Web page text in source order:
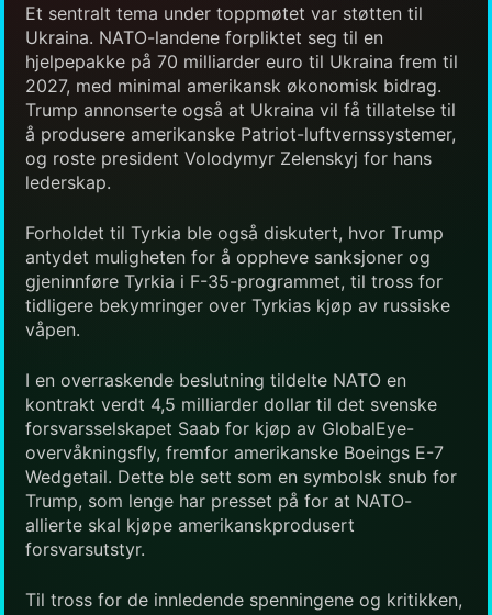
Et sentralt tema under toppmøtet var støtten til
Ukraina. NATO-landene forpliktet seg til en
hjelpepakke på 70 milliarder euro til Ukraina frem til
2027, med minimal amerikansk økonomisk bidrag.
Trump annonserte også at Ukraina vil få tillatelse til
å produsere amerikanske Patriot-luftvernssystemer,
og roste president Volodymyr Zelenskyj for hans
lederskap.
Forholdet til Tyrkia ble også diskutert, hvor Trump
antydet muligheten for å oppheve sanksjoner og
gjeninnføre Tyrkia i F-35-programmet, til tross for
tidligere bekymringer over Tyrkias kjøp av russiske
våpen.
I en overraskende beslutning tildelte NATO en
kontrakt verdt 4,5 milliarder dollar til det svenske
forsvarsselskapet Saab for kjøp av GlobalEye-
overvåkningsfly, fremfor amerikanske Boeings E-7
Wedgetail. Dette ble sett som en symbolsk snub for
Trump, som lenge har presset på for at NATO-
allierte skal kjøpe amerikanskprodusert
forsvarsutstyr.
Til tross for de innledende spenningene og kritikken,